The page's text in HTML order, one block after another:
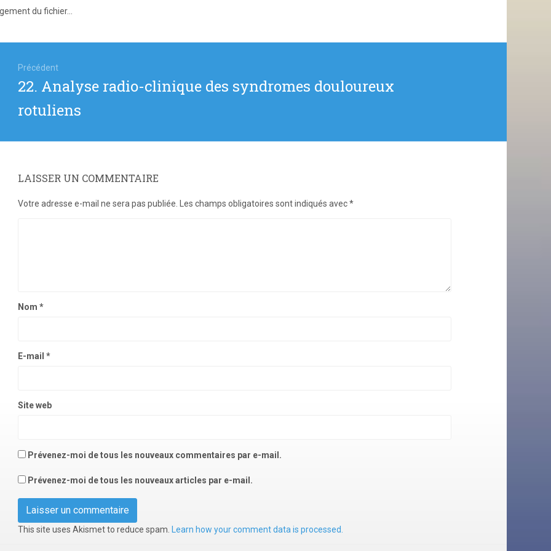
du fichier...
Précédent
Article
précédent
:
22. Analyse radio-clinique des syndromes douloureux
rotuliens
LAISSER UN COMMENTAIRE
Votre adresse e-mail ne sera pas publiée. Les champs obligatoires sont indiqués avec*
Nom *
E-mail *
Site web
Prévenez-moi de tous les nouveaux commentaires par e-mail.
Prévenez-moi de tous les nouveaux articles par e-mail.
This site uses Akismet to reduce spam. Learn how your comment data is processed.